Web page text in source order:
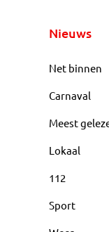
Nieuws
Net binnen
Carnaval
Meest
Lokaal
112
Sport